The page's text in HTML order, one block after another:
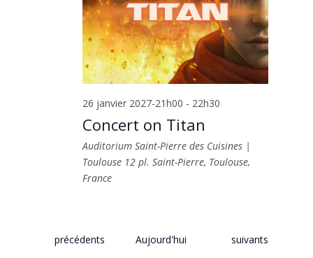
26 janvier 2027-21h00 - 22h30
Concert on Titan
Auditorium Saint-Pierre des Cuisines |
Toulouse 12 pl. Saint-Pierre, Toulouse,
France
Évènements
précédents Aujourd'hui Évènements
suivants